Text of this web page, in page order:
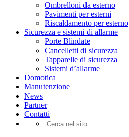
Ombrelloni da esterno
Pavimenti per esterni
Riscaldamento per esterno
Sicurezza e sistemi di allarme
Porte Blindate
Cancelletti di sicurezza
Tapparelle di sicurezza
Sistemi d’allarme
Domotica
Manutenzione
News
Partner
Contatti